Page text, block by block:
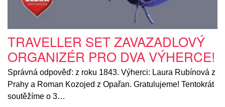
TRAVELLER SET ZAVAZADLOVÝ
ORGANIZÉR PRO DVA VÝHERCE!
Správná odpověď: z roku 1843. Výherci: Laura Rubínová z
Prahy a Roman Kozojed z Opařan. Gratulujeme! Tentokrát
soutěžíme o 3…